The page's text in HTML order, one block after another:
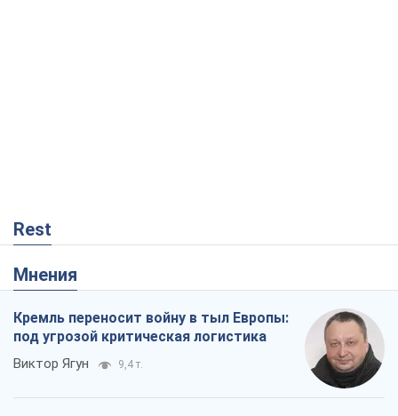
Rest
Мнения
Кремль переносит войну в тыл Европы:
под угрозой критическая логистика
Виктор Ягун 9,4 т.